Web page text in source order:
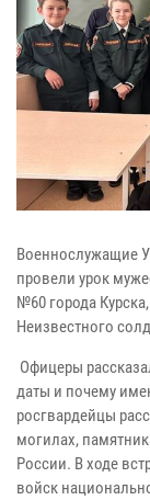
Военнослужащие
провели урок
№60 города
Неизвестного
Офицеры
даты и почему
росгвардейцы
могилах,
России. В ходе
войск